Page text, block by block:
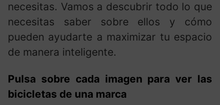
necesitas. Vamos a descubrir todo lo que
necesitas saber sobre ellos y cómo
pueden ayudarte a maximizar tu espacio
de manera inteligente.
Pulsa sobre cada imagen para ver las
bicicletas de una marca